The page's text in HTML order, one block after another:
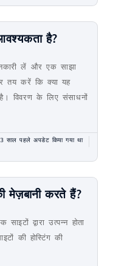
है?
लें और एक साझा
तय करें कि क्या यह
विवरण के लिए संसाधनों
साल पहले अपडेट किया गया था
मेज़बानी करते हैं?
द्वारा उत्पन्न होता
की होस्टिंग की